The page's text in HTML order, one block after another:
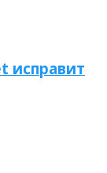
исправит